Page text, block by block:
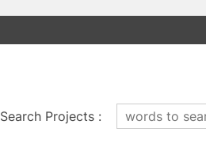
Search Projects :